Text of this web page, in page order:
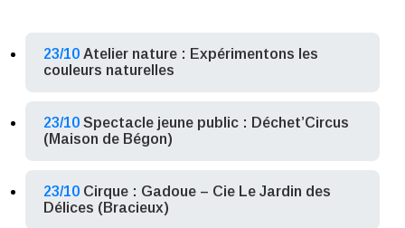
23/10 Atelier nature : Expérimentons les
couleurs naturelles
23/10 Spectacle jeune public : Déchet’Circus
(Maison de Bégon)
23/10 Cirque : Gadoue – Cie Le Jardin des
Délices (Bracieux)